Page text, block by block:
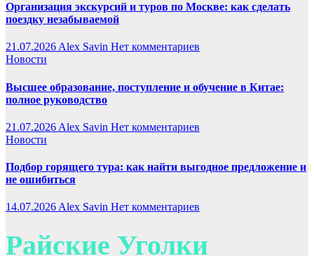
Организация экскурсий и туров по Москве: как сделать
поездку незабываемой
21.07.2026 Alex Savin Нет комментариев
Новости
Высшее образование, поступление и обучение в Китае:
полное руководство
21.07.2026 Alex Savin Нет комментариев
Новости
Подбор горящего тура: как найти выгодное предложение и
не ошибиться
14.07.2026Alex Savin Нет комментариев
Райские Уголки